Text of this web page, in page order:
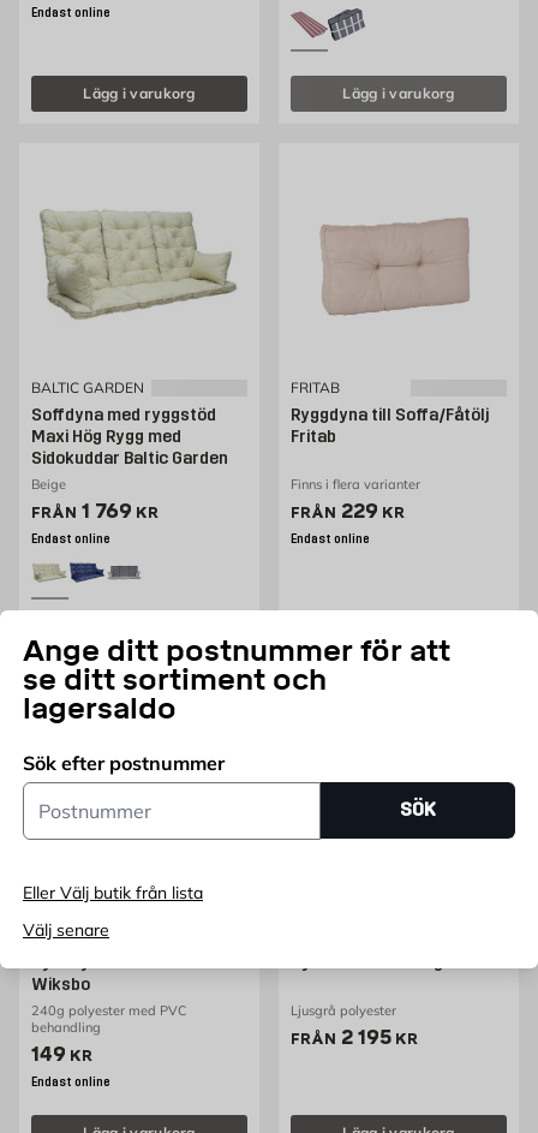
Ange ditt postnummer för att
se ditt sortiment och
lagersaldo
Sök efter postnummer
Postnummer
SÖK
Eller Välj butik från lista
Välj senare
Endast online
Lägg i varukorg Lägg i varukorg
BALTIC GARDEN
Soffdyna med ryggstöd
Maxi Hög Rygg med
Sidokuddar Baltic Garden
Beige
FRÅN Pris 1769 kr
1 769 KR
Endast online
Lägg i varukorg
FRITAB
Ryggdyna till Soffa/Fåtölj
Fritab
Finns i flera varianter
FRÅN Pris 229 kr
229 KR
Endast online
Fler varianter
WIKSBO
Wiksbo
240g polyester med PVC
behandling
Pris 149 kr
149 KR
Endast online
Ljusgrå polyester
FRÅN Pris 2195 kr
2 195 KR